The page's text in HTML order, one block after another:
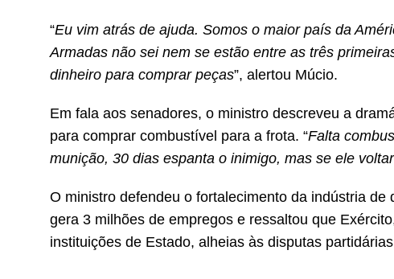
“Eu vim atrás de ajuda. Somos o maior país da
Armadas não sei nem se estão entre as três
dinheiro para comprar peças”, alertou Múcio.
Em fala aos senadores, o ministro descreveu a
para comprar combustível para a frota. “Falta
munição, 30 dias espanta o inimigo, mas se ele
O ministro defendeu o fortalecimento da indústria
gera 3 milhões de empregos e ressaltou que
instituições de Estado, alheias às disputas